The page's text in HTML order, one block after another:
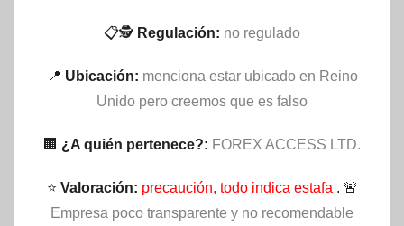
📋🕵 Regulación: no regulado
📍 Ubicación: menciona estar ubicado en Reino
Unido pero creemos que es falso
🏢 ¿A quién pertenece?: FOREX ACCESS LTD.
⭐ Valoración: precaución, todo indica estafa . 🚨
Empresa poco transparente y no recomendable